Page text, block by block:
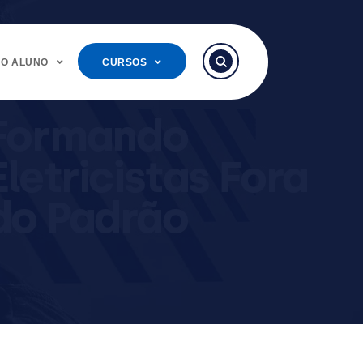
ALUNO CURSOS